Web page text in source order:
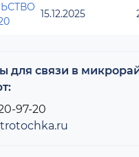
15.12.2025
для связи в
97-20